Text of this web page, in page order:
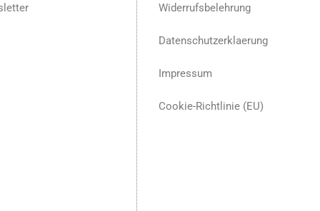
Widerrufsbelehrung
Datenschutzerklaerung
Impressum
Cookie-Richtlinie (EU)